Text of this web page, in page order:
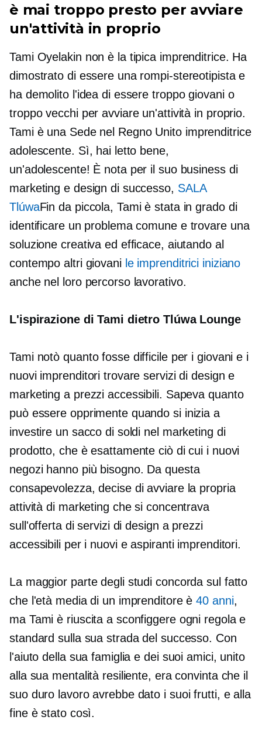
è mai troppo presto per avviare
un'attività in proprio
Tami Oyelakin non è la tipica imprenditrice. Ha
dimostrato di essere una rompi-stereotipista e
ha demolito l'idea di essere troppo giovani o
troppo vecchi per avviare un'attività in proprio.
Tami è una Sede nel Regno Unitoimprenditrice
adolescente. Sì, hai letto bene,
un'adolescente! È nota per il suo business di
marketing e design di successo, SALA
TlúwaFin da piccola, Tami è stata in grado di
identificare un problema comune e trovare una
soluzione creativa ed efficace, aiutando al
contempo altri giovani le imprenditrici iniziano
anche nel loro percorso lavorativo.
L'ispirazione di Tami dietro Tlúwa Lounge
Tami notò quanto fosse difficile per i giovani e i
nuovi imprenditori trovare servizi di design e
marketing a prezzi accessibili. Sapeva quanto
può essere opprimente quando si inizia a
investire un sacco di soldi nel marketing di
prodotto, che è esattamente ciò di cui i nuovi
negozi hanno più bisogno. Da questa
consapevolezza, decise di avviare la propria
attività di marketing che si concentrava
sull'offerta di servizi di design a prezzi
accessibili per i nuovi e aspiranti imprenditori.
La maggior parte degli studi concorda sul fatto
che l'età media di un imprenditore è40 anni,
ma Tami è riuscita a sconfiggere ogni regola e
standard sulla sua strada del successo. Con
l'aiuto della sua famiglia e dei suoi amici, unito
alla sua mentalità resiliente, era convinta che il
suo duro lavoro avrebbe dato i suoi frutti, e alla
fine è stato così.